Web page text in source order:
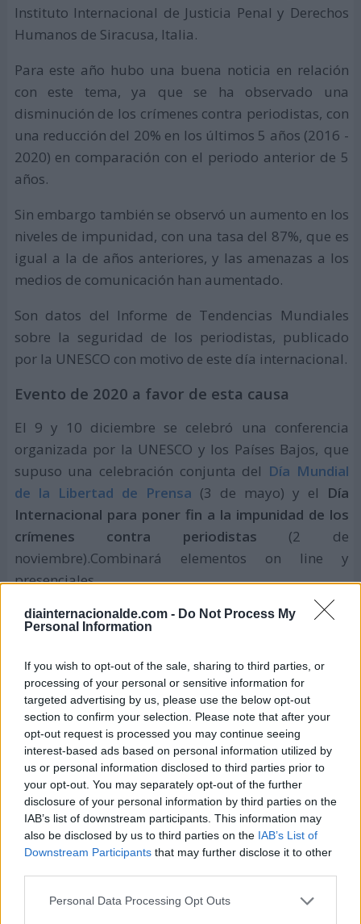
diainternacionalde.com - Do Not Process My
Personal Information
If you wish to opt-out of the sale, sharing to third parties, or
processing of your personal or sensitive information for
targeted advertising by us, please use the below opt-out
section to confirm your selection. Please note that after your
opt-out request is processed you may continue seeing
interest-based ads based on personal information utilized by
us or personal information disclosed to third parties prior to
your opt-out. You may separately opt-out of the further
disclosure of your personal information by third parties on the
IAB’s list of downstream participants. This information may
also be disclosed by us to third parties on the IAB’s List of
Downstream Participants that may further disclose it to other
Personal Data Processing Opt Outs
Instituto Internacional de Justicia Penal y Derechos
Humanos de Siracusa, Italia.
Para este año hubo una buena noticia en relación
con este tema, ya que se ha observado una
disminución de los crímenes contra periodistas, con
una reducción del 20% en los últimos 5 años (2016 -
2020) en comparación con el periodo anterior de 5
años.
Sin embargo también se observó un aumento en los
niveles de impunidad, con una tasa del 87%, que es
igual a la de años anteriores, y las amenazas a los
medios de comunicación han aumentado.
Son datos del Informe de Tendencias Mundiales
sobre la seguridad de los periodistas, publicado
por la UNESCO con motivo de este día internacional.
Evento de 2020 a favor de esta causa
El 9 y 10 diciembre se celebró una conferencia
organizada por la UNESCO y los Países Bajos, que
supuso una celebración conjunta del Día Mundial
de la Libertad de Prensa (3 de mayo) y el Día
Internacional para poner fin a la impunidad de los
crímenes contra periodistas (2 de
noviembre).Combinará elementos on line y
presenciales.
México organizó en 2019 un seminario para
poner fin a los crímenes contra los